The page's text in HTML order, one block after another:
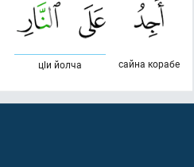
сайна корабе
цlи йолча